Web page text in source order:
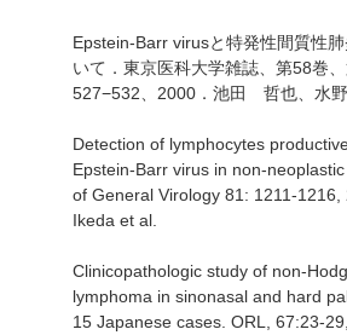
Epstein-Barr virusと特発性間質性
いて．東京医科大学雑誌、第58巻、
527−532、2000．池田 哲也、
Detection of lymphocytes
Epstein-Barr virus in non-
of General Virology 81: 1211-1216,
Ikeda et al.
Clinicopathologic study of non-
lymphoma in sinonasal and hard
15 Japanese cases. ORL, 67:23-